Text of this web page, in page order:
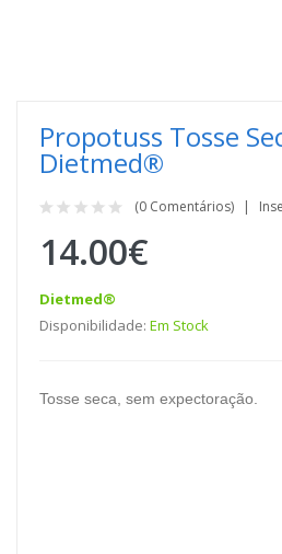
Propotuss Tosse
Dietmed®
(0 Comentários)
14.00€
Dietmed®
Disponibilidade: Em Stock
Tosse seca, sem expectoração.